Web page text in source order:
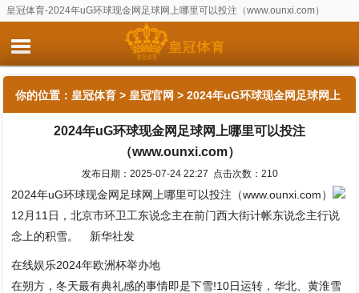
皇冠体育-2024年uG环球现金网足球网上哪里可以投注（www.ounxi.com）
你的位置： 皇冠体育 > 皇冠官网 > 2024年uG环球现金网足球网上
哪里可以投注（www.ounxi.com）
2024年uG环球现金网足球网上哪里可以投注
（www.ounxi.com）
发布日期：2025-07-24 22:27 点击次数：210
2024年uG环球现金网足球网上哪里可以投注（www.ounxi.com）
12月11日，北京市环卫工东说念主在前门西大街计帐东说念主行说
念上的积雪。 新华社发
在线娱乐2024年欧洲杯举办地
在朔方，冬天最有典礼感的事情即是下雪!10日运转，华北、黄淮雪